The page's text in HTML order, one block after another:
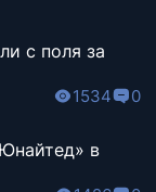
с поля за
1534 0
в